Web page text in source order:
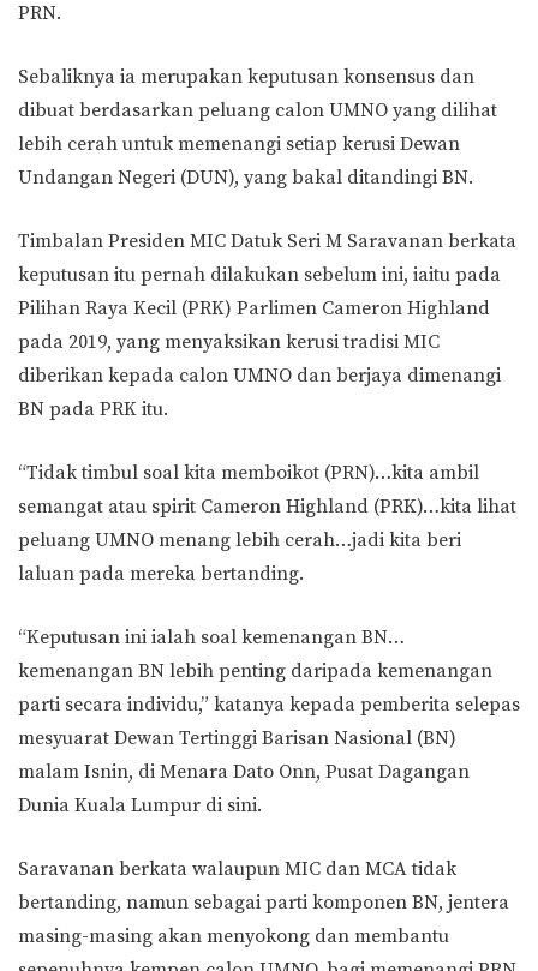
PRN.
Sebaliknya ia merupakan keputusan konsensus dan
dibuat berdasarkan peluang calon UMNO yang dilihat
lebih cerah untuk memenangi setiap kerusi Dewan
Undangan Negeri (DUN), yang bakal ditandingi BN.
Timbalan Presiden MIC Datuk Seri M Saravanan berkata
keputusan itu pernah dilakukan sebelum ini, iaitu pada
Pilihan Raya Kecil (PRK) Parlimen Cameron Highland
pada 2019, yang menyaksikan kerusi tradisi MIC
diberikan kepada calon UMNO dan berjaya dimenangi
BN pada PRK itu.
“Tidak timbul soal kita memboikot (PRN)…kita ambil
semangat atau spirit Cameron Highland (PRK)…kita lihat
peluang UMNO menang lebih cerah…jadi kita beri
laluan pada mereka bertanding.
“Keputusan ini ialah soal kemenangan BN…
kemenangan BN lebih penting daripada kemenangan
parti secara individu,” katanya kepada pemberita selepas
mesyuarat Dewan Tertinggi Barisan Nasional (BN)
malam Isnin, di Menara Dato Onn, Pusat Dagangan
Dunia Kuala Lumpur di sini.
Saravanan berkata walaupun MIC dan MCA tidak
bertanding, namun sebagai parti komponen BN, jentera
masing-masing akan menyokong dan membantu